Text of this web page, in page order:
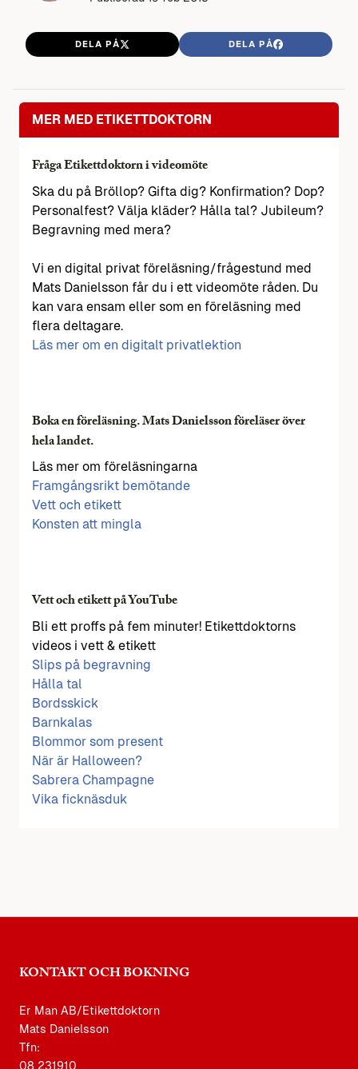
DELA PÅ DELA PÅ
MER MED ETIKETTDOKTORN
Fråga Etikettdoktorn i videomöte
Ska du på Bröllop? Gifta dig? Konfirmation? Dop?
Personalfest? Välja kläder? Hålla tal? Jubileum?
Begravning med mera?
Vi en digital privat föreläsning/frågestund med
Mats Danielsson får du i ett videomöte råden. Du
kan vara ensam eller som en föreläsning med
flera deltagare.
Läs mer om en digitalt privatlektion
Boka en föreläsning. Mats Danielsson föreläser över
hela landet.
Läs mer om föreläsningarna
Framgångsrikt bemötande
Vett och etikett
Konsten att mingla
Vett och etikett på YouTube
Bli ett proffs på fem minuter! Etikettdoktorns
videos i vett & etikett
Slips på begravning
Hålla tal
Bordsskick
Barnkalas
Blommor som present
När är Halloween?
Sabrera Champagne
Vika ficknäsduk
KONTAKT OCH BOKNING
Er Man AB/Etikettdoktorn
Mats Danielsson
Tfn:
08 231910